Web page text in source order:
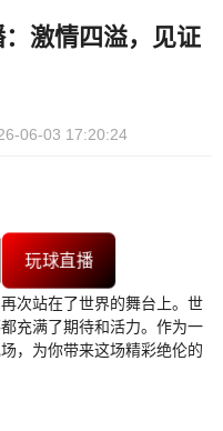
激情四溢，见证
06-03 17:20:24
玩球直播
次站在了世界的舞台上。世
充满了期待和活力。作为一
，为你带来这场精彩绝伦的